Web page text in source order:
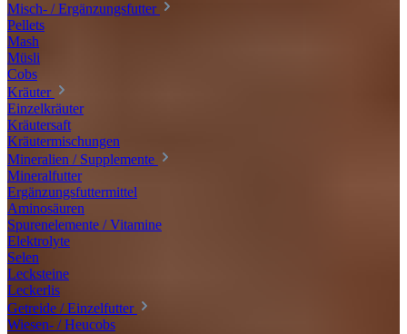
Misch- / Ergänzungsfutter
Pellets
Mash
Müsli
Cobs
Kräuter
Einzelkräuter
Kräutersaft
Kräutermischungen
Mineralien / Supplemente
Mineralfutter
Ergänzungsfuttermittel
Aminosäuren
Spurenelemente / Vitamine
Elektrolyte
Selen
Lecksteine
Leckerlis
Getreide / Einzelfutter
Wiesen- / Heucobs